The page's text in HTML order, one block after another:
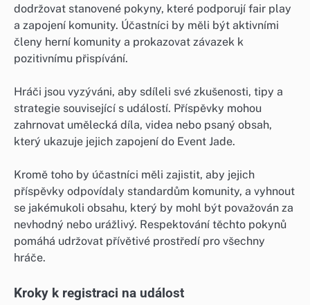
dodržovat stanovené pokyny, které podporují fair play
a zapojení komunity. Účastníci by měli být aktivními
členy herní komunity a prokazovat závazek k
pozitivnímu přispívání.
Hráči jsou vyzýváni, aby sdíleli své zkušenosti, tipy a
strategie související s událostí. Příspěvky mohou
zahrnovat umělecká díla, videa nebo psaný obsah,
který ukazuje jejich zapojení do Event Jade.
Kromě toho by účastníci měli zajistit, aby jejich
příspěvky odpovídaly standardům komunity, a vyhnout
se jakémukoli obsahu, který by mohl být považován za
nevhodný nebo urážlivý. Respektování těchto pokynů
pomáhá udržovat přívětivé prostředí pro všechny
hráče.
Kroky k registraci na událost